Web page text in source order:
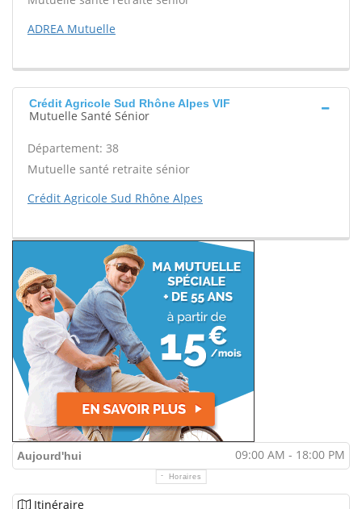
ADREA Mutuelle
Crédit Agricole Sud Rhône Alpes VIF
Mutuelle Santé Sénior
Département: 38
Mutuelle santé retraite sénior
Crédit Agricole Sud Rhône Alpes
Aujourd'hui 09:00 AM - 18:00 PM
Horaires
Itinéraire